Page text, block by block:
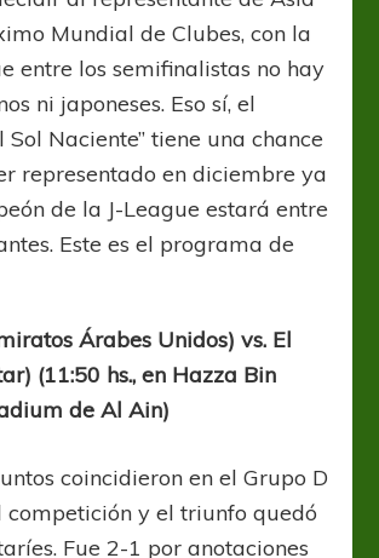
Mundial de Clubes, con la
entre los semifinalistas no hay
ni japoneses. Eso sí, el
Sol Naciente” tiene una chance
representado en diciembre ya
de la J-League estará entre
Este es el programa de
Árabes Unidos) vs. El
(11:50 hs., en Hazza Bin
de Al Ain)
coincidieron en el Grupo D
competición y el triunfo quedó
Fue 2-1 por anotaciones